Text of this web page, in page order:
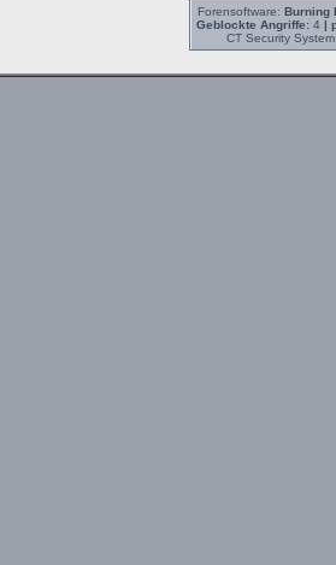
Forensoftware: Burning
Geblockte Angriffe:4 |
CT Security